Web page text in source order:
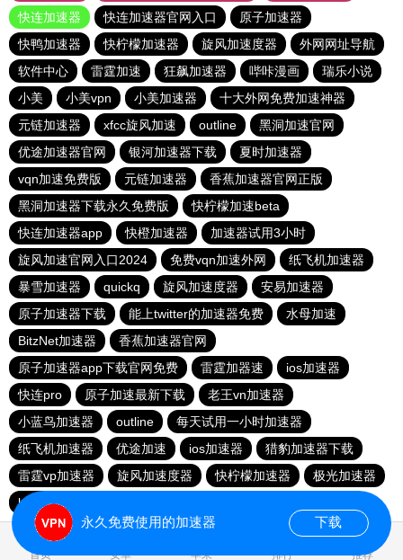
快连加速器
快连加速器官网入口
原子加速器
快鸭加速器
快柠檬加速器 旋风加速度器
外网网址导航
软件中心
雷霆加速 狂飙加速器 哔咔漫画
瑞乐小说
小美
小美vpn 小美加速器
十大外网免费加速神器
元链加速器
xfcc旋风加速 outline
黑洞加速官网
优途加速器官网
银河加速器下载
夏时加速器
vqn加速免费版
元链加速器
香蕉加速器官网正版
黑洞加速器下载永久免费版
快柠檬加速beta
快连加速器app
快橙加速器
加速器试用3小时
旋风加速官网入口2024
免费vqn加速外网
纸飞机加速器
暴雪加速器
quickq 旋风加速度器
安易加速器
原子加速器下载
能上twitter的加速器免费
水母加速
BitzNet加速器
香蕉加速器官网
原子加速器app下载官网免费
雷霆加器速
ios加速器
快连pro
原子加速最新下载
老王vn加速器
小蓝鸟加速器
outline
每天试用一小时加速器
纸飞机加速器
优途加速 ios加速器
猎豹加速器下载
雷霆vp加速器
旋风加速度器 快柠檬加速器
极光加速器
lets快连
首页 安卓 苹果 排行 推荐
永久免费使用的加速器 下载
0.034243s